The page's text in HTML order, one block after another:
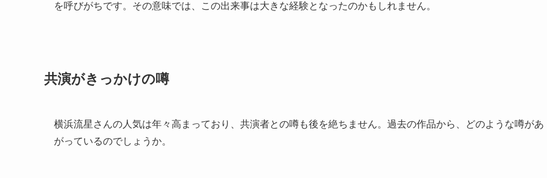
を呼びがちです。その意味では、この出来事は大きな経験となったのかもしれません。
共演がきっかけの噂
横浜流星さんの人気は年々高まっており、共演者との噂も後を絶ちません。過去の作品から、どのような噂があ
がっているのでしょうか。